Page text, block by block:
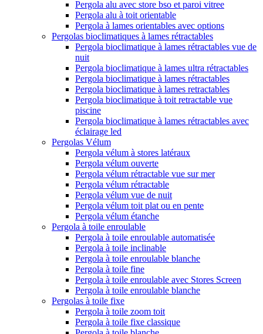
Pergola alu avec store bso et paroi vitree
Pergola alu à toit orientable
Pergola à lames orientables avec options
Pergolas bioclimatiques à lames rétractables
Pergola bioclimatique à lames rétractables vue de
nuit
Pergola bioclimatique à lames ultra rétractables
Pergola bioclimatique à lames rétractables
Pergola bioclimatique à lames retractables
Pergola bioclimatique à toit retractable vue
piscine
Pergola bioclimatique à lames rétractables avec
éclairage led
Pergolas Vélum
Pergola vélum à stores latéraux
Pergola vélum ouverte
Pergola vélum rétractable vue sur mer
Pergola vélum rétractable
Pergola vélum vue de nuit
Pergola vélum toit plat ou en pente
Pergola vélum étanche
Pergola à toile enroulable
Pergola à toile enroulable automatisée
Pergola à toile inclinable
Pergola à toile enroulable blanche
Pergola à toile fine
Pergola à toile enroulable avec Stores Screen
Pergola à toile enroulable blanche
Pergolas à toile fixe
Pergola à toile zoom toit
Pergola à toile fixe classique